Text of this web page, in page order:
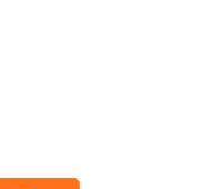
và hỗ trợ